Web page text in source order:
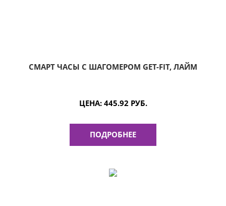
СМАРТ ЧАСЫ С ШАГОМЕРОМ GET-FIT, ЛАЙМ
ЦЕНА:445.92 РУБ.
ПОДРОБНЕЕ